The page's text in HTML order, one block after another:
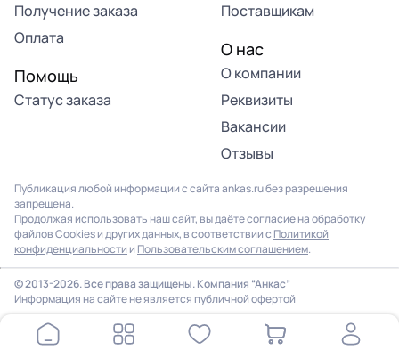
Получение заказа
Оплата
Помощь
Статус заказа
Поставщикам
О нас
О компании
Реквизиты
Вакансии
Отзывы
Публикация любой информации с сайта ankas.ru без разрешения
запрещена.
Продолжая использовать наш сайт, вы даёте согласие на обработку
файлов Cookies и других данных, в соответствии с Политикой
конфиденциальности и Пользовательским соглашением.
© 2013-2026. Все права защищены. Компания “Анкас”
Информация на сайте не является публичной офертой